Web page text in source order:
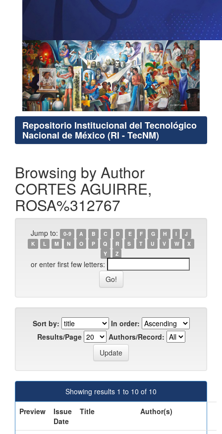
Repositorio Institucional del Tecnológico
Nacional de México (RI - TecNM)
Browsing by Author
CORTES AGUIRRE,
ROSA%312767
Jump to: 0-9 A B C D E F G H I
J
K
L M N O P Q R S T U V W
X
Y
Z
or enter first few letters:
Sort by:
In order:
Results/Page
Authors/Record:
Showing results 1 to 10 of 10
Preview
Issue
Date
Title Author(s)